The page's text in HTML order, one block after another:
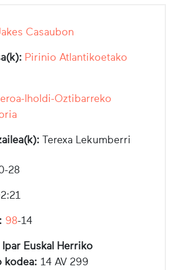
Casaubon
Pirinio Atlantikoetako
Iholdi-Oztibarreko
Terexa Lekumberri
28
98-14
Euskal Herriko
kodea: 14 AV 299